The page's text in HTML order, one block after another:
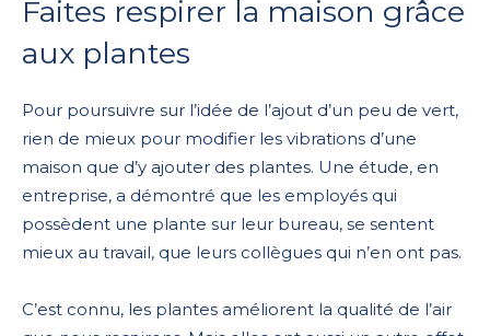
Faites respirer la maison grâce
aux plantes
Pour poursuivre sur l’idée de l’ajout d’un peu de vert,
rien de mieux pour modifier les vibrations d’une
maison que d’y ajouter des plantes. Une étude, en
entreprise, a démontré que les employés qui
possèdent une plante sur leur bureau, se sentent
mieux au travail, que leurs collègues qui n’en ont pas.
C’est connu, les plantes améliorent la qualité de l’air